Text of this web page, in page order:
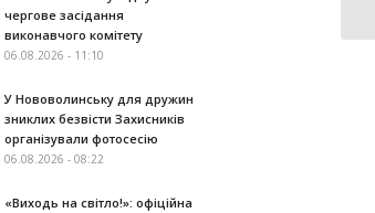
чергове засідання
виконавчого комітету
06.08.2026 - 11:10
У Нововолинську для дружин
зниклих безвісти Захисників
організували фотосесію
06.08.2026 - 08:22
«Виходь на світло!»: офіційна